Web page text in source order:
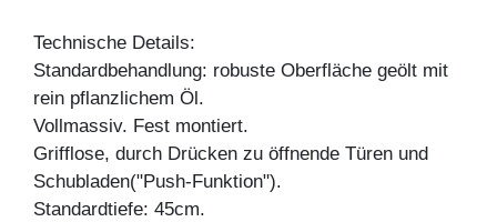
Technische Details:
Standardbehandlung: robuste Oberfläche geölt mit
rein pflanzlichem Öl.
Vollmassiv. Fest montiert.
Grifflose, durch Drücken zu öffnende Türen und
Schubladen("Push-Funktion").
Standardtiefe: 45cm.